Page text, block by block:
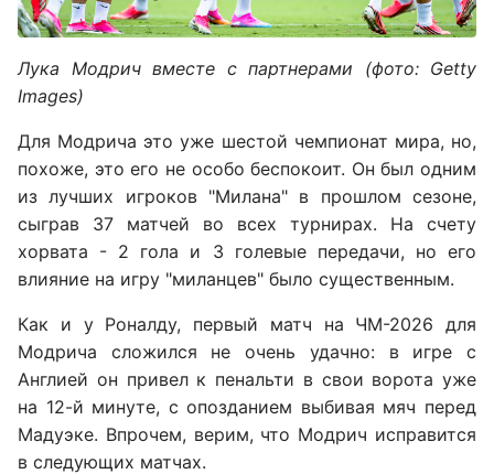
Лука Модрич вместе с партнерами (фото: Getty
Images)
Для Модрича это уже шестой чемпионат мира, но,
похоже, это его не особо беспокоит. Он был одним
из лучших игроков "Милана" в прошлом сезоне,
сыграв 37 матчей во всех турнирах. На счету
хорвата - 2 гола и 3 голевые передачи, но его
влияние на игру "миланцев" было существенным.
Как и у Роналду, первый матч на ЧМ-2026 для
Модрича сложился не очень удачно: в игре с
Англией он привел к пенальти в свои ворота уже
на 12-й минуте, с опозданием выбивая мяч перед
Мадуэке. Впрочем, верим, что Модрич исправится
в следующих матчах.